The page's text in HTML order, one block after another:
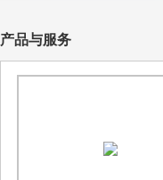
产品与服务